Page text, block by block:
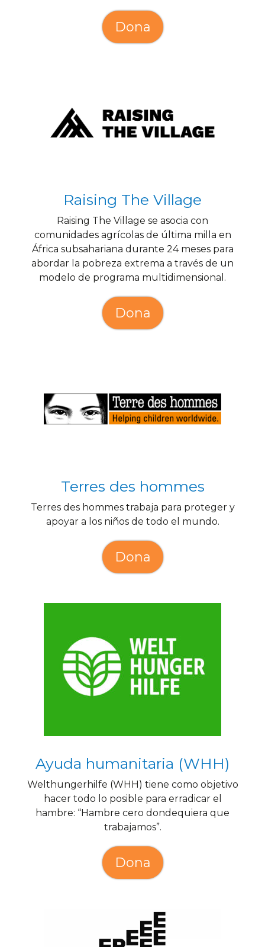
Dona
Raising The Village
Raising The Village se asocia con
comunidades agrícolas de última milla en
África subsahariana durante 24 meses para
abordar la pobreza extrema a través de un
modelo de programa multidimensional.
Dona
Terres des hommes
Terres des hommes trabaja para proteger y
apoyar a los niños de todo el mundo.
Dona
Ayuda humanitaria (WHH)
Welthungerhilfe (WHH) tiene como objetivo
hacer todo lo posible para erradicar el
hambre: “Hambre cero dondequiera que
trabajamos”.
Dona